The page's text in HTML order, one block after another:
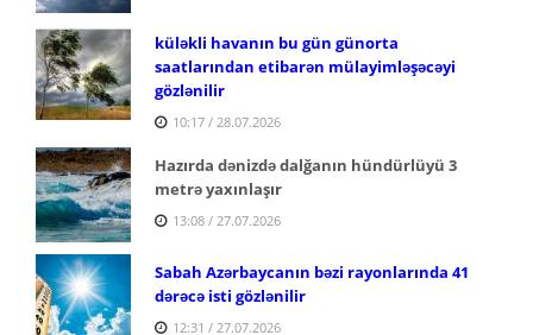
küləkli havanın bu gün günorta
saatlarından etibarən mülayimləşəcəyi
gözlənilir
10:17 / 28.07.2026
Hazırda dənizdə dalğanın hündürlüyü 3
metrə yaxınlaşır
13:08 / 27.07.2026
Sabah Azərbaycanın bəzi rayonlarında 41
dərəcə isti gözlənilir
12:31 / 27.07.2026